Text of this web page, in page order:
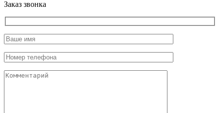
Заказ звонка